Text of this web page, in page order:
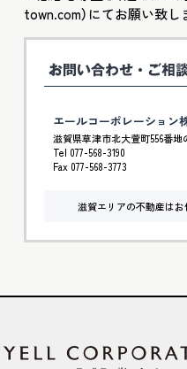
town.com）にてお願い致し
エールコーポレーション
滋賀県草津市北大萱町556番地
Tel 077-568-3190
Fax 077-568-3773
滋賀エリアの不動産は